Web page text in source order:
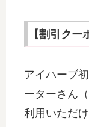
【割引クー
アイハーブ
ーターさん
利用いただ